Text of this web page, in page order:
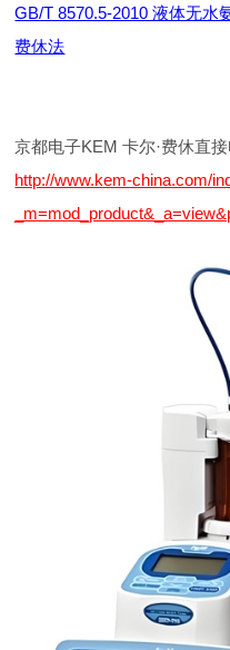
GB/T 8570.5-2010 液体无水
费休法
京都电子KEM 卡尔·费休直
http://www.kem-china.com/